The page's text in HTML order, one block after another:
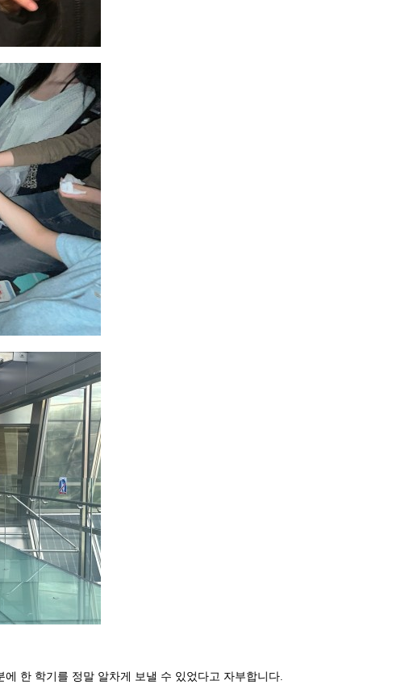
에 한 학기를 정말 알차게 보낼 수 있었다고 자부합니다.